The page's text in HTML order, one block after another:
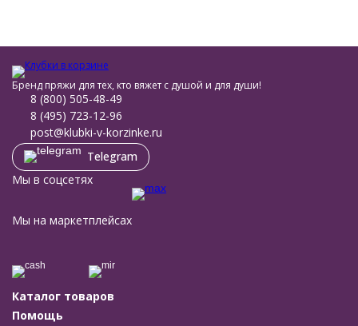
Бренд пряжи для тех, кто вяжет с душой и для души!
8 (800) 505-48-49
8 (495) 723-12-96
post@klubki-v-korzinke.ru
Telegram
Мы в соцсетях
Мы на маркетплейсах
Каталог товаров
Помощь